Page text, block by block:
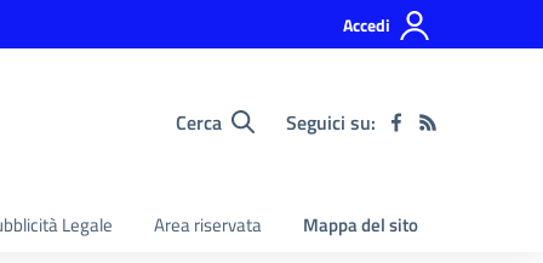
Accedi
Cerca Seguici su:
Legale Area riservata Mappa del sito